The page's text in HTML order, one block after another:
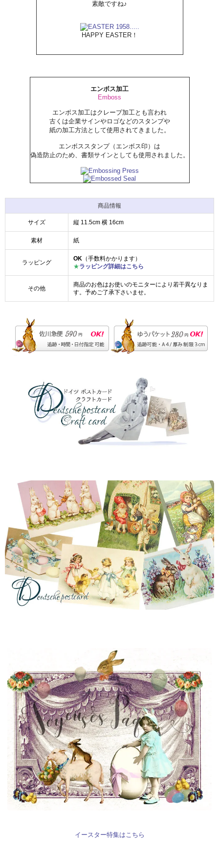
素敵ですね♪
HAPPY EASTER！
エンボス加工
Emboss
エンボス加工はクレープ加工とも言われ
古くは企業サインやロゴなどのスタンプや
紙の加工方法として使用されてきました。
エンボススタンプ（エンボス印）は
偽造防止のため、書類サインとしても使用されました。
商品情報
サイズ 縦 11.5cm 横 16cm
素材 紙
ラッピング
OK （手数料かかります）
★ラッピング詳細はこちら
その他
商品のお色はお使いのモニターにより若干異なりま
す。予めご了承下さいませ。
イースター特集はこちら